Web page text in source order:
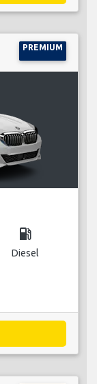
PREMIUM
local_gas_station
Diesel